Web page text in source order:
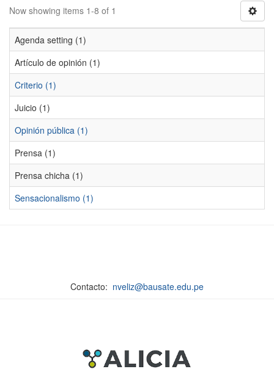
Now showing items 1-8 of 1
Agenda setting (1)
Artículo de opinión (1)
Criterio (1)
Juicio (1)
Opinión pública (1)
Prensa (1)
Prensa chicha (1)
Sensacionalismo (1)
Contacto: nveliz@bausate.edu.pe